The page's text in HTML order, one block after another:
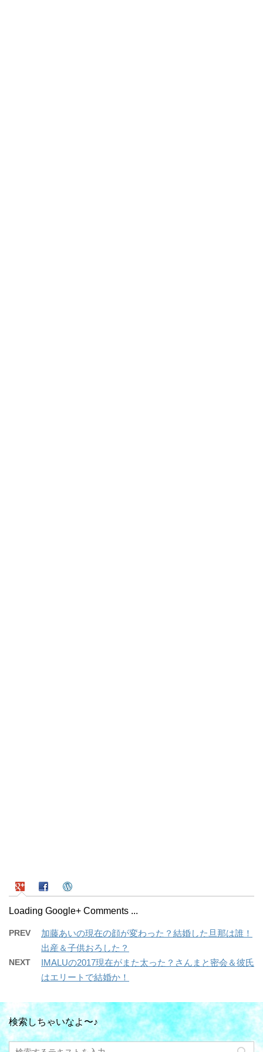
Loading Google+ Comments ...
PREV
加藤あいの現在の顔が変わった？結婚した旦那は誰！
出産＆子供おろした？
NEXT
IMALUの2017現在がまた太った？さんまと密会＆彼氏
はエリートで結婚か！
検索しちゃいなよ〜♪